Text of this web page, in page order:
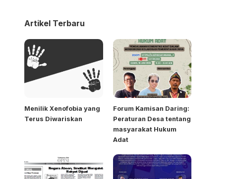
Artikel Terbaru
Menilik Xenofobia yang
Terus Diwariskan
Forum Kamisan Daring:
Peraturan Desa tentang
masyarakat Hukum
Adat